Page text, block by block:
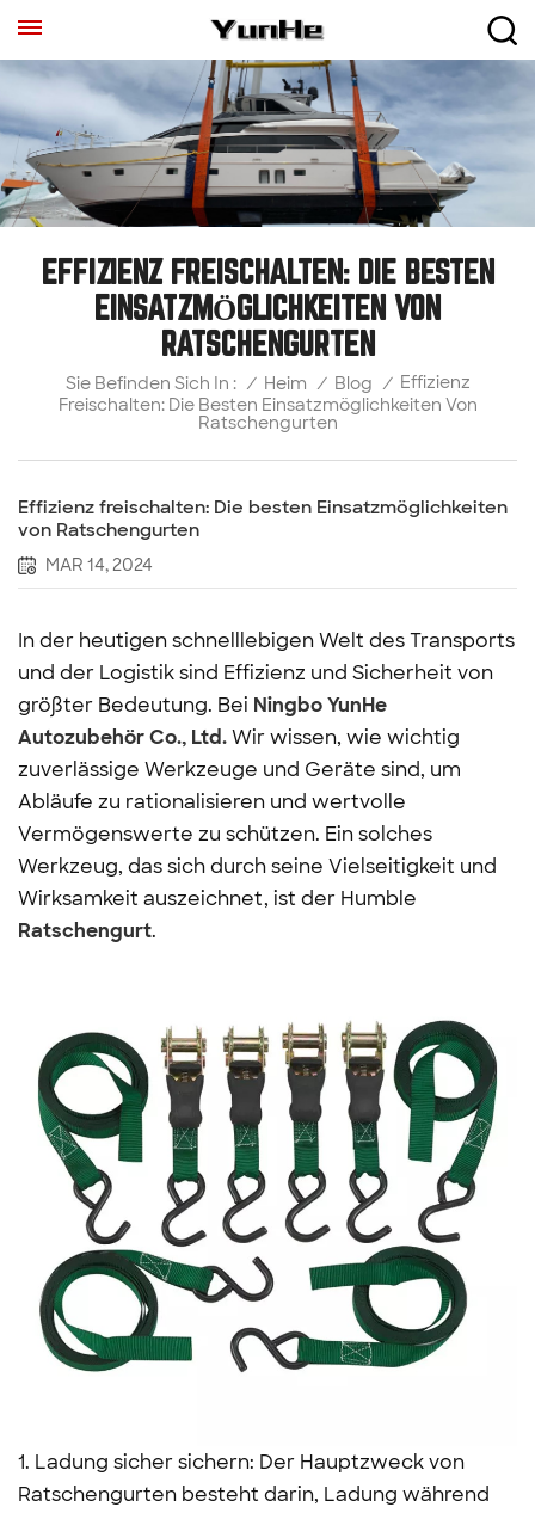
EFFIZIENZ FREISCHALTEN: DIE BESTEN
EINSATZMÖGLICHKEITEN VON
RATSCHENGURTEN
Sie Befinden Sich In : / Heim / Blog / Effizienz
Freischalten: Die Besten Einsatzmöglichkeiten Von
Ratschengurten
Effizienz freischalten: Die besten Einsatzmöglichkeiten
von Ratschengurten
MAR 14, 2024
In der heutigen schnelllebigen Welt des Transports
und der Logistik sind Effizienz und Sicherheit von
größter Bedeutung. Bei Ningbo YunHe
Autozubehör Co., Ltd.Wir wissen, wie wichtig
zuverlässige Werkzeuge und Geräte sind, um
Abläufe zu rationalisieren und wertvolle
Vermögenswerte zu schützen. Ein solches
Werkzeug, das sich durch seine Vielseitigkeit und
Wirksamkeit auszeichnet, ist der Humble
Ratschengurt.
1. Ladung sicher sichern: Der Hauptzweck von
Ratschengurten besteht darin, Ladung während